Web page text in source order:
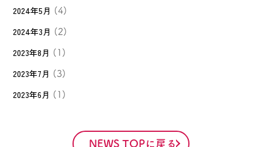
2024年5月 (4)
2024年3月 (2)
2023年8月 (1)
2023年7月 (3)
2023年6月 (1)
NEWS TOPに戻る